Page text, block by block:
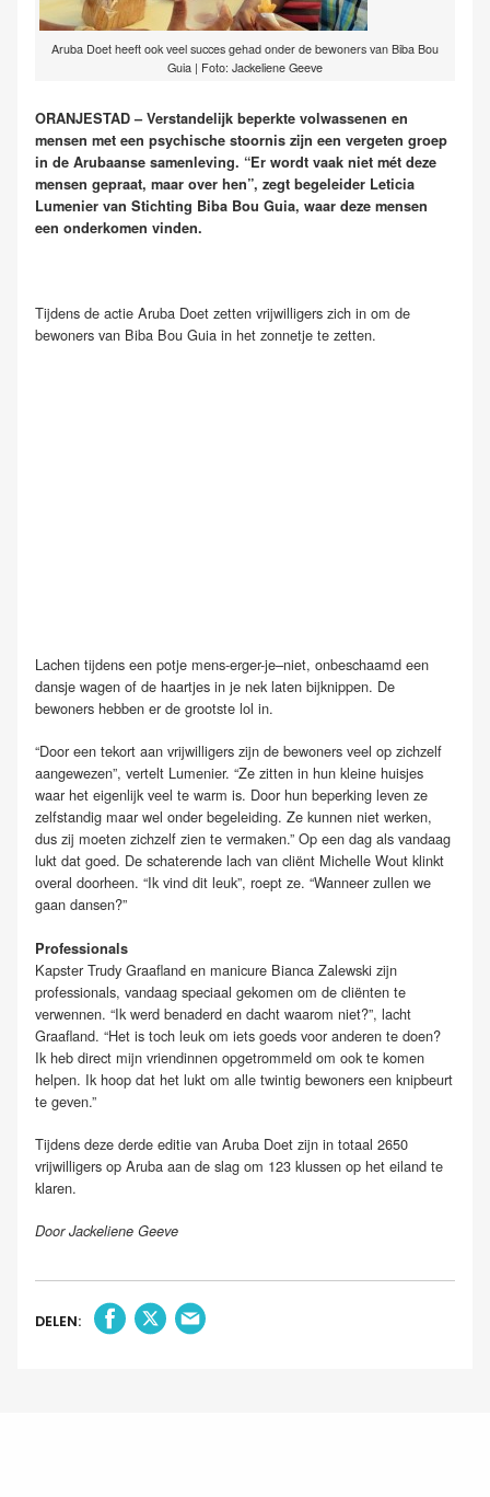
Aruba Doet heeft ook veel succes gehad onder de bewoners van Biba Bou
Guia | Foto: Jackeliene Geeve
ORANJESTAD – Verstandelijk beperkte volwassenen en
mensen met een psychische stoornis zijn een vergeten groep
in de Arubaanse samenleving. “Er wordt vaak niet mét deze
mensen gepraat, maar over hen”, zegt begeleider Leticia
Lumenier van Stichting Biba Bou Guia, waar deze mensen
een onderkomen vinden.
Tijdens de actie Aruba Doet zetten vrijwilligers zich in om de
bewoners van Biba Bou Guia in het zonnetje te zetten.
Lachen tijdens een potje mens-erger-je–niet, onbeschaamd een
dansje wagen of de haartjes in je nek laten bijknippen. De
bewoners hebben er de grootste lol in.
“Door een tekort aan vrijwilligers zijn de bewoners veel op zichzelf
aangewezen”, vertelt Lumenier. “Ze zitten in hun kleine huisjes
waar het eigenlijk veel te warm is. Door hun beperking leven ze
zelfstandig maar wel onder begeleiding. Ze kunnen niet werken,
dus zij moeten zichzelf zien te vermaken.” Op een dag als vandaag
lukt dat goed. De schaterende lach van cliënt Michelle Wout klinkt
overal doorheen. “Ik vind dit leuk”, roept ze. “Wanneer zullen we
gaan dansen?”
Professionals
Kapster Trudy Graafland en manicure Bianca Zalewski zijn
professionals, vandaag speciaal gekomen om de cliënten te
verwennen. “Ik werd benaderd en dacht waarom niet?”, lacht
Graafland. “Het is toch leuk om iets goeds voor anderen te doen?
Ik heb direct mijn vriendinnen opgetrommeld om ook te komen
helpen. Ik hoop dat het lukt om alle twintig bewoners een knipbeurt
te geven.”
Tijdens deze derde editie van Aruba Doet zijn in totaal 2650
vrijwilligers op Aruba aan de slag om 123 klussen op het eiland te
klaren.
Door Jackeliene Geeve
DELEN: